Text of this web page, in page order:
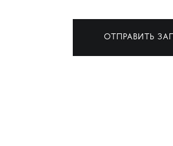
ОТПРАВИТЬ